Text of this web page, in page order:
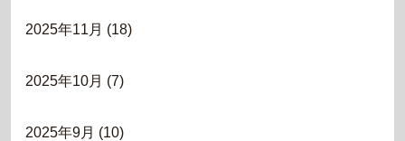
2025年11月 (18)
2025年10月 (7)
2025年9月 (10)